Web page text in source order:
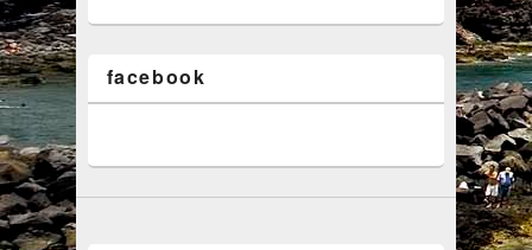
facebook